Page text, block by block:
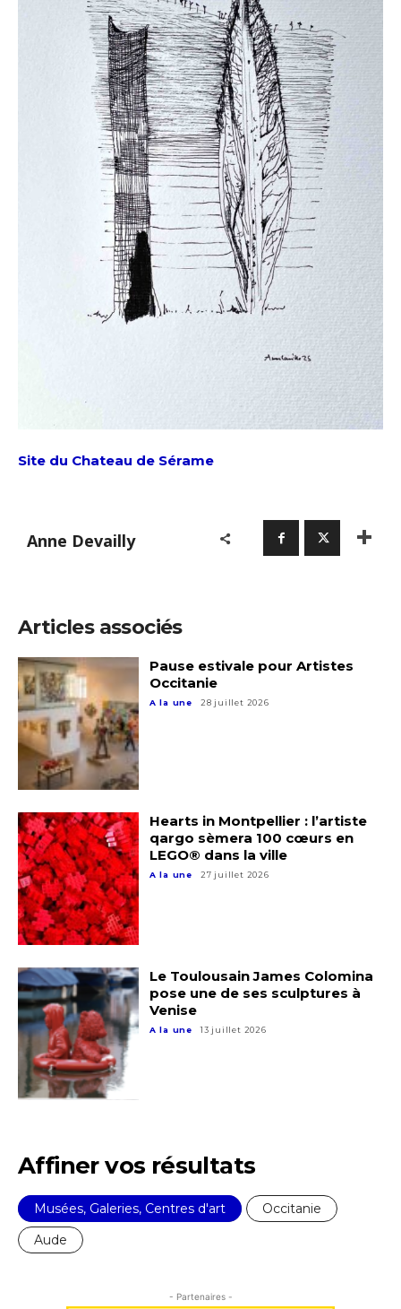
Nom
Prénom
Statut / Organisation
J'accepte lestermes et conditions
* Champ obligatoire
Adresse email*
Nom
Prénom
Statut / Organisation
J'accepte lestermes et conditions
* Champ obligatoire
Site du Chateau de Sérame
Anne Devailly
Articles associés
Pause estivale pour Artistes
Occitanie
A la une 28 juillet 2026
Hearts in Montpellier : l’artiste
qargo sèmera 100 cœurs en
LEGO® dans la ville
A la une 27 juillet 2026
Le Toulousain James Colomina
pose une de ses sculptures à
Venise
A la une 13 juillet 2026
Affiner vos résultats
Musées, Galeries, Centres d'art
Occitanie
Aude
- Partenaires -